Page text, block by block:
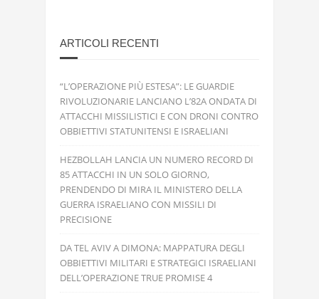
ARTICOLI RECENTI
“L’OPERAZIONE PIÙ ESTESA”: LE GUARDIE
RIVOLUZIONARIE LANCIANO L’82A ONDATA DI
ATTACCHI MISSILISTICI E CON DRONI CONTRO
OBBIETTIVI STATUNITENSI E ISRAELIANI
HEZBOLLAH LANCIA UN NUMERO RECORD DI
85 ATTACCHI IN UN SOLO GIORNO,
PRENDENDO DI MIRA IL MINISTERO DELLA
GUERRA ISRAELIANO CON MISSILI DI
PRECISIONE
DA TEL AVIV A DIMONA: MAPPATURA DEGLI
OBBIETTIVI MILITARI E STRATEGICI ISRAELIANI
DELL’OPERAZIONE TRUE PROMISE 4